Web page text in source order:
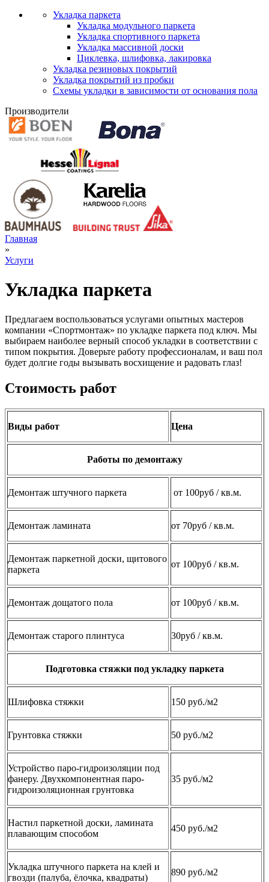
Укладка паркета
Укладка модульного паркета
Укладка спортивного паркета
Укладка массивной доски
Циклевка, шлифовка, лакировка
Укладка резиновых покрытий
Укладка покрытий из пробки
Схемы укладки в зависимости от основания пола
Производители
Главная
»
Услуги
Укладка паркета
Предлагаем воспользоваться услугами опытных мастеров
компании «Спортмонтаж» по укладке паркета под ключ. Мы
выбираем наиболее верный способ укладки в соответствии с
типом покрытия. Доверьте работу профессионалам, и ваш пол
будет долгие годы вызывать восхищение и радовать глаз!
Стоимость работ
Виды работ Цена
Работы по демонтажу
Демонтаж штучного паркета от 100руб / кв.м.
Демонтаж ламината от 70руб / кв.м.
Демонтаж паркетной доски, щитового
паркета
от 100руб / кв.м.
Демонтаж дощатого пола от 100руб / кв.м.
Демонтаж старого плинтуса 30руб / кв.м.
Подготовка стяжки под укладку паркета
Шлифовка стяжки 150 руб./м2
Грунтовка стяжки 50 руб./м2
Устройство паро-гидроизоляции под
фанеру. Двухкомпонентная паро-
гидроизоляционная грунтовка
35 руб./м2
Настил паркетной доски, ламината
плавающим способом
450 руб./м2
Укладка штучного паркета на клей и
гвозди (палуба, ёлочка, квадраты)
890 руб./м2